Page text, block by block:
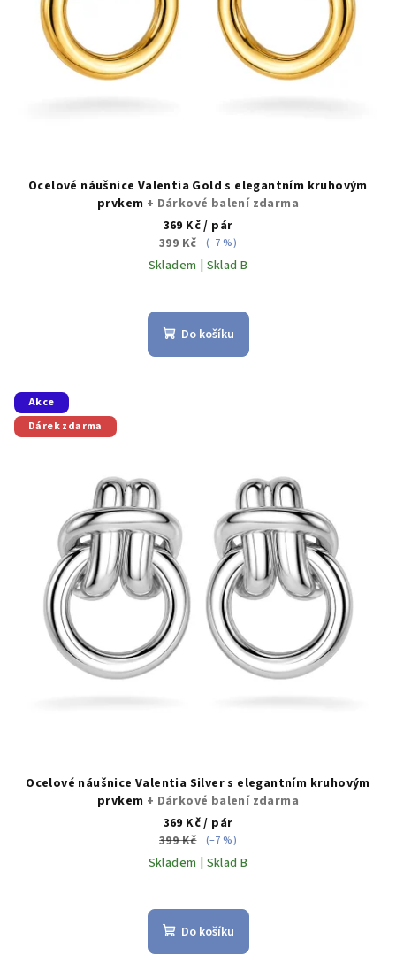
Ocelové náušnice Valentia Gold s elegantním kruhovým
prvkem + Dárkové balení zdarma
369 Kč/ pár
399 Kč
(–7 %)
Skladem | Sklad B
Do košíku
Akce
Dárek zdarma
Ocelové náušnice Valentia Silver s elegantním kruhovým
prvkem + Dárkové balení zdarma
369 Kč/ pár
399 Kč
(–7 %)
Skladem | Sklad B
Do košíku